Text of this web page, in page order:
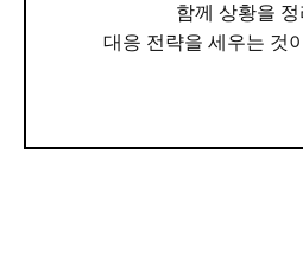
함께 상황을
대응 전략을 세우는 것